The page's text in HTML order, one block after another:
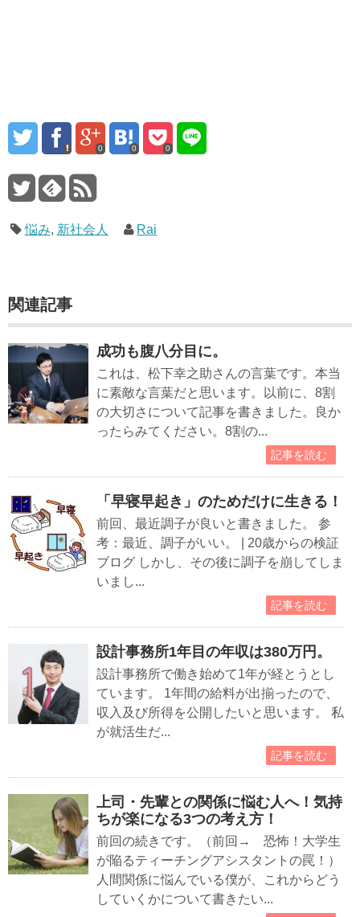
0 0 0
悩み, 新社会人 Rai
関連記事
成功も腹八分目に。
これは、松下幸之助さんの言葉です。本当
に素敵な言葉だと思います。以前に、8割
の大切さについて記事を書きました。良か
ったらみてください。8割の...
記事を読む
「早寝早起き」のためだけに生きる！
前回、最近調子が良いと書きました。 参
考：最近、調子がいい。 | 20歳からの検証
ブログ しかし、その後に調子を崩してしま
いまし...
記事を読む
設計事務所1年目の年収は380万円。
設計事務所で働き始めて1年が経とうとし
ています。 1年間の給料が出揃ったので、
収入及び所得を公開したいと思います。 私
が就活生だ...
記事を読む
上司・先輩との関係に悩む人へ！気持
ちが楽になる3つの考え方！
前回の続きです。（前回→ 恐怖！大学生
が陥るティーチングアシスタントの罠！）
人間関係に悩んでいる僕が、これからどう
していくかについて書きたい...